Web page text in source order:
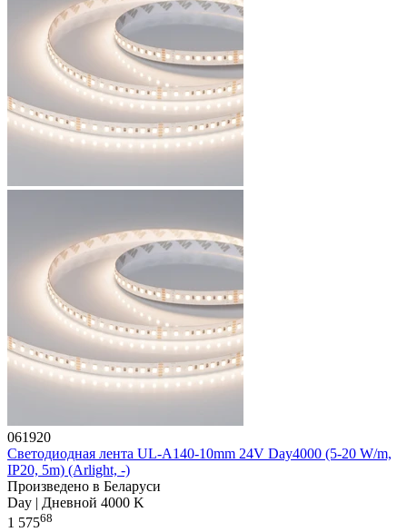
061920
Светодиодная лента UL-A140-10mm 24V Day4000 (5-20 W/m,
IP20, 5m) (Arlight, -)
Произведено в Беларуси
Day | Дневной 4000 K
1 57568